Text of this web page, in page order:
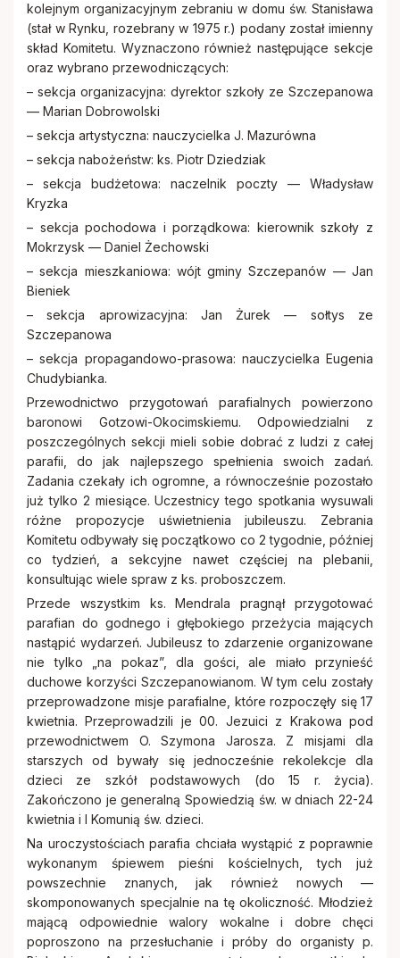
kolejnym organizacyjnym zebraniu w domu św. Stanisława
(stał w Rynku, rozebrany w 1975 r.) podany został imienny
skład Komitetu. Wyznaczono również następujące sekcje
oraz wybrano przewodniczących:
– sekcja organizacyjna: dyrektor szkoły ze Szczepanowa
— Marian Dobrowolski
– sekcja artystyczna: nauczycielka J. Mazurówna
– sekcja nabożeństw: ks. Piotr Dziedziak
– sekcja budżetowa: naczelnik poczty — Władysław
Kryzka
– sekcja pochodowa i porządkowa: kierownik szkoły z
Mokrzysk — Daniel Żechowski
– sekcja mieszkaniowa: wójt gminy Szczepanów — Jan
Bieniek
– sekcja aprowizacyjna: Jan Żurek — sołtys ze
Szczepanowa
– sekcja propagandowo-prasowa: nauczycielka Eugenia
Chudybianka.
Przewodnictwo przygotowań parafialnych powierzono
baronowi Gotzowi-Okocimskiemu. Odpowiedzialni z
poszczególnych sekcji mieli sobie dobrać z ludzi z całej
parafii, do jak najlepszego spełnienia swoich zadań.
Zadania czekały ich ogromne, a równocześnie pozostało
już tylko 2 miesiące. Uczestnicy tego spotkania wysuwali
różne propozycje uświetnienia jubileuszu. Zebrania
Komitetu odbywały się początkowo co 2 tygodnie, później
co tydzień, a sekcyjne nawet częściej na plebanii,
konsultując wiele spraw z ks. proboszczem.
Przede wszystkim ks. Mendrala pragnął przygotować
parafian do godnego i głębokiego przeżycia mających
nastąpić wydarzeń. Jubileusz to zdarzenie organizowane
nie tylko „na pokaz”, dla gości, ale miało przynieść
duchowe korzyści Szczepanowianom. W tym celu zostały
przeprowadzone misje parafialne, które rozpoczęły się 17
kwietnia. Przeprowadzili je 00. Jezuici z Krakowa pod
przewodnictwem O. Szymona Jarosza. Z misjami dla
starszych od bywały się jednocześnie rekolekcje dla
dzieci ze szkół podstawowych (do 15 r. życia).
Zakończono je generalną Spowiedzią św. w dniach 22-24
kwietnia i I Komunią św. dzieci.
Na uroczystościach parafia chciała wystąpić z poprawnie
wykonanym śpiewem pieśni kościelnych, tych już
powszechnie znanych, jak również nowych —
skomponowanych specjalnie na tę okoliczność. Młodzież
mającą odpowiednie walory wokalne i dobre chęci
poproszono na przesłuchanie i próby do organisty p.